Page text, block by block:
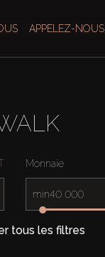
APPELEZ-NOUS
Monnaie
min
tous les filtres